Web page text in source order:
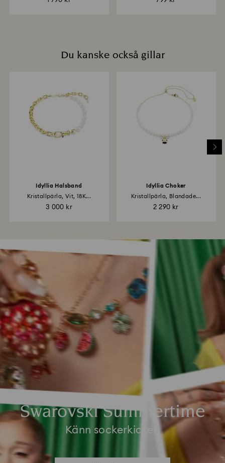
Du kanske också gillar
Idyllia Halsband
Kristallpärla, Vit, 18K...
3 000 kr
Idyllia Choker
Kristallpärla, Blandade...
2 290 kr
Swarovski Summertime
Känn sockerkicken